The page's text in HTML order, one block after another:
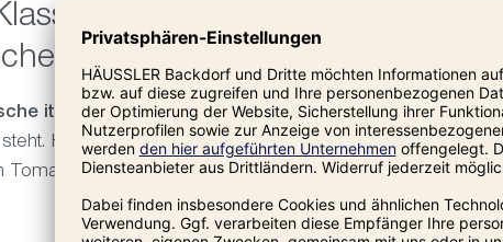
italienische
Basilikum
italienische Tomatensauce, die für authentischen
Hergestellt aus hochwertiger Tomatenpulp aus
überzeugt sie mit einem intensiven, natürlichen